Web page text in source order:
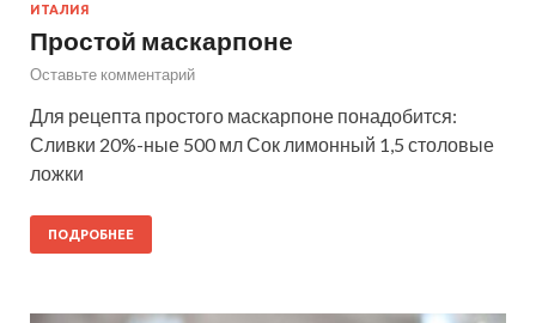
ИТАЛИЯ
Простой маскарпоне
Оставьте комментарий
Для рецепта простого маскарпоне понадобится:
Сливки 20%-ные 500 мл Сок лимонный 1,5 столовые
ложки
ПОДРОБНЕЕ